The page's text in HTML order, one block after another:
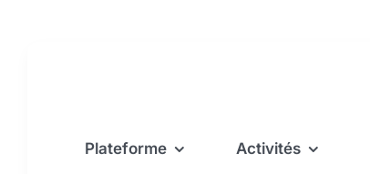
Plateforme Activités